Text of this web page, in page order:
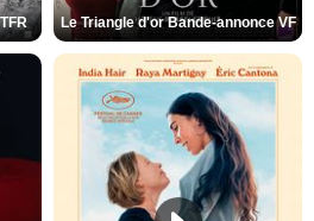
Le Triangle d'or Bande-annonce VF